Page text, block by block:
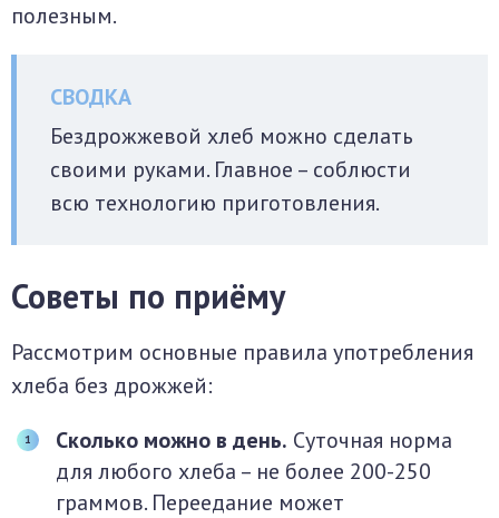
полезным.
Бездрожжевой хлеб можно сделать
своими руками. Главное – соблюсти
всю технологию приготовления.
Советы по приёму
Рассмотрим основные правила употребления
хлеба без дрожжей:
Сколько можно в день. Суточная норма
для любого хлеба – не более 200-250
граммов. Переедание может